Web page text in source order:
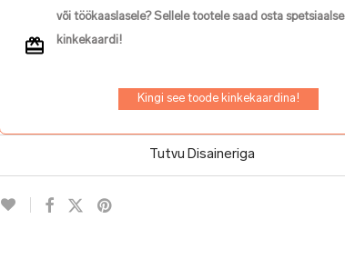
või töökaaslasele? Sellele tootele saad osta spetsiaalse
kinkekaardi!
Kingi see toode kinkekaardina!
Tutvu Disaineriga